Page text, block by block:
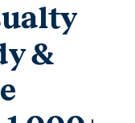
&